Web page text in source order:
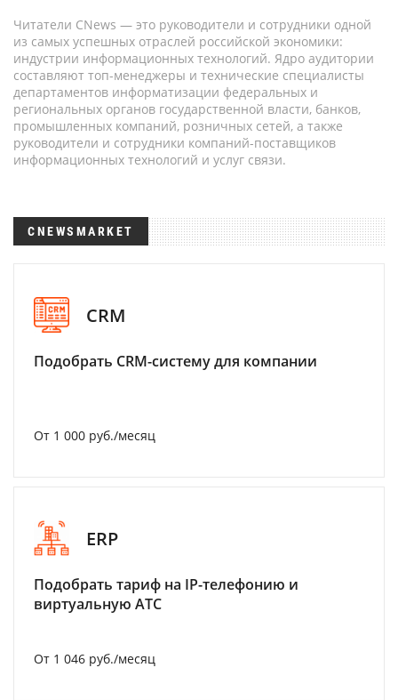
Читатели CNews — это руководители и сотрудники одной
из самых успешных отраслей российской экономики:
индустрии информационных технологий. Ядро аудитории
составляют топ-менеджеры и технические специалисты
департаментов информатизации федеральных и
региональных органов государственной власти, банков,
промышленных компаний, розничных сетей, а также
руководители и сотрудники компаний-поставщиков
информационных технологий и услуг связи.
CNEWSMARKET
CRM
Подобрать CRM-систему для компании
От 1 000 руб./месяц
ERP
Подобрать тариф на IP-телефонию и
виртуальную АТС
От 1 046 руб./месяц